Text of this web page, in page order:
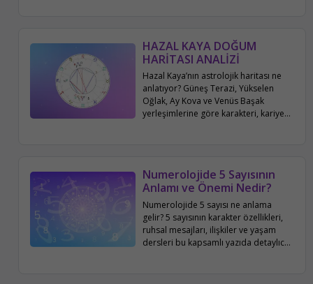
HAZAL KAYA DOĞUM
HARİTASI ANALİZİ
Hazal Kaya’nın astrolojik haritası ne
anlatıyor? Güneş Terazi, Yükselen
Oğlak, Ay Kova ve Venüs Başak
yerleşimlerine göre karakteri, kariyeri,
Numerolojide 5 Sayısının
Anlamı ve Önemi Nedir?
Numerolojide 5 sayısı ne anlama
gelir? 5 sayısının karakter özellikleri,
ruhsal mesajları, ilişkiler ve yaşam
dersleri bu kapsamlı yazıda detaylıca